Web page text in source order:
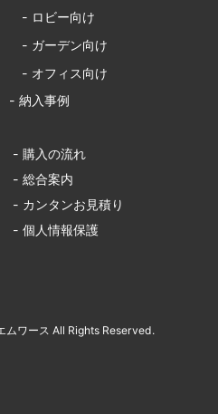
- ロビー向け
- ガーデン向け
- オフィス向け
- 納入事例
- 購入の流れ
- 総合案内
- カンタンお見積り
- 個人情報保護
ワース All Rights Reserved.